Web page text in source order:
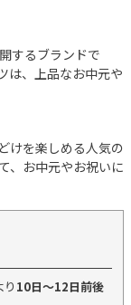
するブランドで
は、上品なお中元や
けを楽しめる人気の
、お中元やお祝いに
10日～12日前後